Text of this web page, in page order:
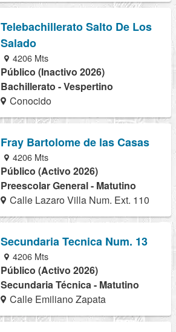
Telebachillerato Salto De Los
Salado
4206 Mts
Público (Inactivo 2026)
Bachillerato - Vespertino
Conocido
Fray Bartolome de las Casas
4206 Mts
Público (Activo 2026)
Preescolar General - Matutino
Calle Lazaro Villa Num. Ext. 110
Secundaria Tecnica Num. 13
4206 Mts
Público (Activo 2026)
Secundaria Técnica - Matutino
Calle Emiliano Zapata